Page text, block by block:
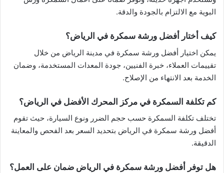
البوية مع الالتزام بالجودة والدقة.
كيف أختار أفضل ورشة سمكرة في الرياض؟
يمكن اختيار أفضل ورشة سمكرة في مدينة الرياض من خلال
تقييمات العملاء، خبرة الفنيين، جودة المعدات المستخدمة، وضمان
الخدمة بعد الانتهاء من الإصلاح.
كم تكلفة السمكرة في مركز المحرك الأفضل في الرياض؟
تختلف تكلفة السمكرة حسب حجم الضرر ونوع السيارة، حيث تقوم
أفضل ورشة سمكرة في الرياض بتحديد السعر بعد الفحص والمعاينة
الدقيقة.
هل توفر أفضل ورشة سمكرة في الرياض ضمان على العمل؟